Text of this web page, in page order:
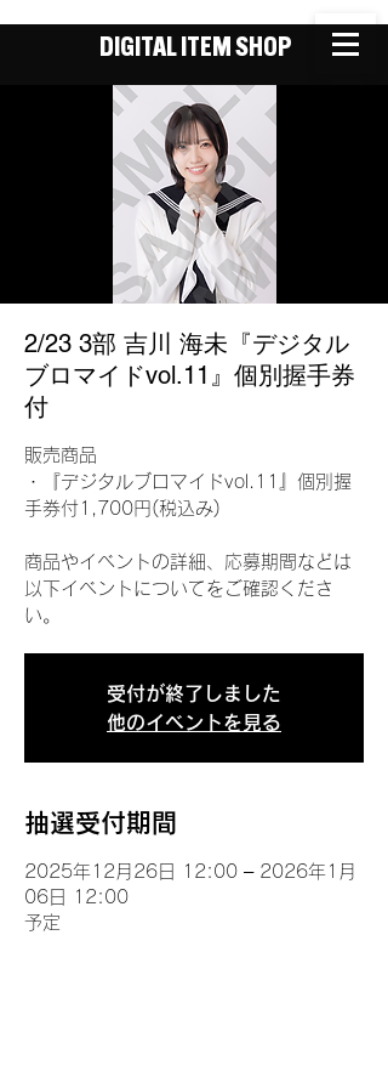
DIGITAL ITEM SHOP
2/23 3部 吉川 海未『デジタル
ブロマイドvol.11』個別握手券
付
販売商品
・『デジタルブロマイドvol.11』個別握
手券付1,700円(税込み)
商品やイベントの詳細、応募期間などは
以下イベントについてをご確認くださ
い。
受付が終了しました
他のイベントを見る
抽選受付期間
2025年12月26日 12:00 – 2026年1月
06日 12:00
予定